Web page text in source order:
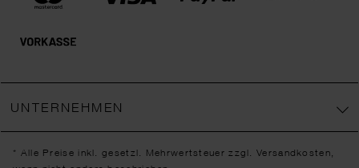
UNTERNEHMEN
* Alle Preise inkl. gesetzl. Mehrwertsteuer zzgl.Versandkosten,